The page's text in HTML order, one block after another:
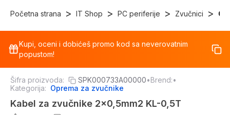
Početna strana > IT Shop > PC periferije > Zvučnici >
%
Kupi, oceni i dobićeš promo kod sa neverovatnim
popustom!
Šifra proizvoda: SPK000733A00000•Brend:•
Kategorija: Oprema za zvučnike
Kabel za zvučnike 2x0,5mm2 KL-0,5T